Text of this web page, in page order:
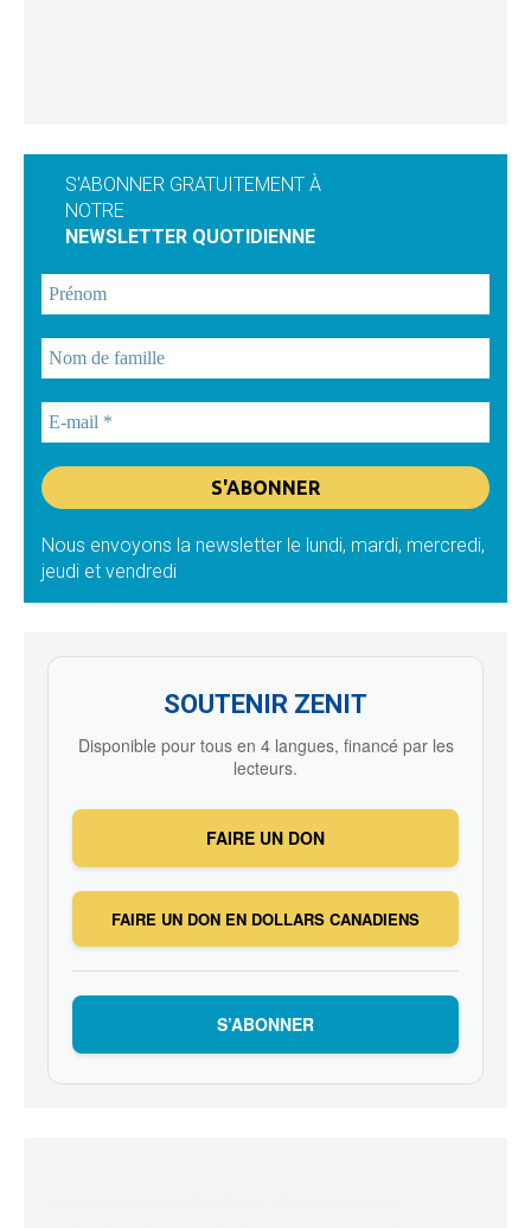
S'ABONNER GRATUITEMENT À
NOTRE
NEWSLETTER QUOTIDIENNE
Nous envoyons la newsletter le lundi, mardi, mercredi,
jeudi et vendredi
SOUTENIR ZENIT
Disponible pour tous en 4 langues, financé par les
lecteurs.
FAIRE UN DON
FAIRE UN DON EN DOLLARS CANADIENS
S’ABONNER